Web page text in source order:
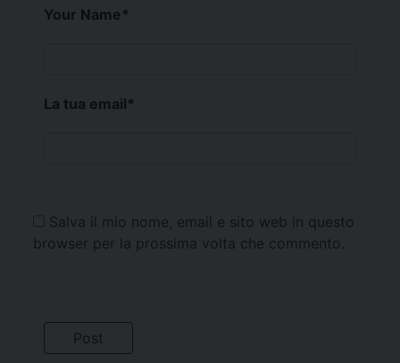
Your Name*
La tua email*
Salva il mio nome, email e sito web in questo
browser per la prossima volta che commento.